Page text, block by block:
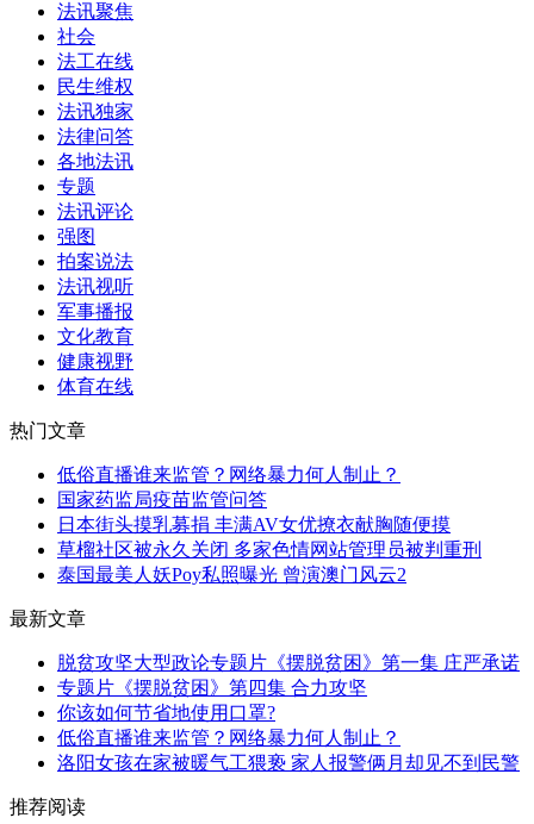
法讯聚焦
社会
法工在线
民生维权
法讯独家
法律问答
各地法讯
专题
法讯评论
强图
拍案说法
法讯视听
军事播报
文化教育
健康视野
体育在线
热门文章
低俗直播谁来监管？网络暴力何人制止？
国家药监局疫苗监管问答
日本街头摸乳募捐 丰满AV女优撩衣献胸随便摸
草榴社区被永久关闭 多家色情网站管理员被判重刑
泰国最美人妖Poy私照曝光 曾演澳门风云2
最新文章
脱贫攻坚大型政论专题片《摆脱贫困》第一集 庄严承诺
专题片《摆脱贫困》第四集 合力攻坚
你该如何节省地使用口罩?
低俗直播谁来监管？网络暴力何人制止？
洛阳女孩在家被暖气工猥亵 家人报警俩月却见不到民警
推荐阅读